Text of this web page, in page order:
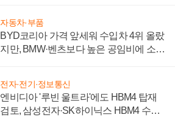
자동차·부품
BYD코리아 가격 앞세워 수입차 4위 올랐
지만, BMW·벤츠보다 높은 공임비에 소비
전자·전기·정보통신
엔비디아 '루빈 울트라'에도 HBM4 탑재
검토, 삼성전자·SK하이닉스 HBM4 수율